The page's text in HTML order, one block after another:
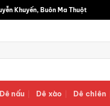
Khuyến, Buôn Ma Thuột
Dê nấu Dê xào Dê chiên